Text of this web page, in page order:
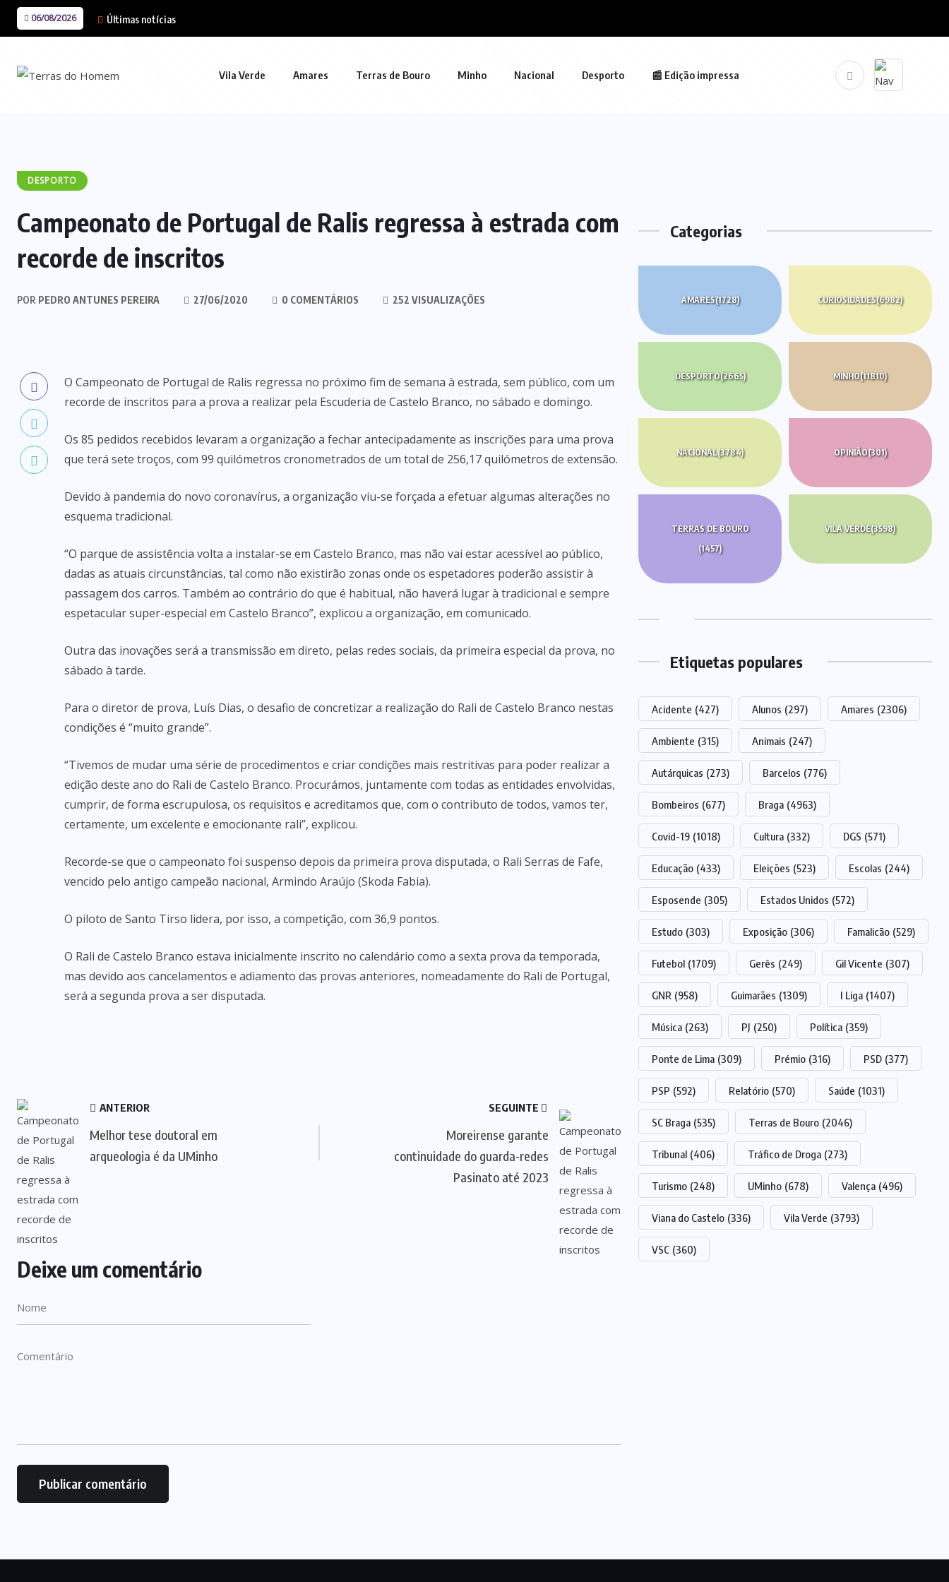
06/08/2026 Últimas notícias
Vila Verde Amares Terras de Bouro Minho Nacional Desporto 📰 Edição impressa
DESPORTO
Campeonato de Portugal de Ralis regressa à estrada com
recorde de inscritos
POR PEDRO ANTUNES PEREIRA 27/06/2020 0 COMENTÁRIOS 252 VISUALIZAÇÕES
O Campeonato de Portugal de Ralis regressa no próximo fim de semana à estrada, sem público, com um
recorde de inscritos para a prova a realizar pela Escuderia de Castelo Branco, no sábado e domingo.
Os 85 pedidos recebidos levaram a organização a fechar antecipadamente as inscrições para uma prova
que terá sete troços, com 99 quilómetros cronometrados de um total de 256,17 quilómetros de extensão.
Devido à pandemia do novo coronavírus, a organização viu-se forçada a efetuar algumas alterações no
esquema tradicional.
“O parque de assistência volta a instalar-se em Castelo Branco, mas não vai estar acessível ao público,
dadas as atuais circunstâncias, tal como não existirão zonas onde os espetadores poderão assistir à
passagem dos carros. Também ao contrário do que é habitual, não haverá lugar à tradicional e sempre
espetacular super-especial em Castelo Branco”, explicou a organização, em comunicado.
Outra das inovações será a transmissão em direto, pelas redes sociais, da primeira especial da prova, no
sábado à tarde.
Para o diretor de prova, Luís Dias, o desafio de concretizar a realização do Rali de Castelo Branco nestas
condições é “muito grande”.
“Tivemos de mudar uma série de procedimentos e criar condições mais restritivas para poder realizar a
edição deste ano do Rali de Castelo Branco. Procurámos, juntamente com todas as entidades envolvidas,
cumprir, de forma escrupulosa, os requisitos e acreditamos que, com o contributo de todos, vamos ter,
certamente, um excelente e emocionante rali”, explicou.
Recorde-se que o campeonato foi suspenso depois da primeira prova disputada, o Rali Serras de Fafe,
vencido pelo antigo campeão nacional, Armindo Araújo (Skoda Fabia).
O piloto de Santo Tirso lidera, por isso, a competição, com 36,9 pontos.
O Rali de Castelo Branco estava inicialmente inscrito no calendário como a sexta prova da temporada,
mas devido aos cancelamentos e adiamento das provas anteriores, nomeadamente do Rali de Portugal,
será a segunda prova a ser disputada.
ANTERIOR
Melhor tese doutoral em
arqueologia é da UMinho
SEGUINTE
Moreirense garante
continuidade do guarda-redes
Pasinato até 2023
Deixe um comentário
Categorias
AMARES(1728) CURIOSIDADES(6982)
DESPORTO(2665) MINHO(11810)
NACIONAL(3784) OPINIÃO(301)
TERRAS DE BOURO
(1457)
VILA VERDE(3598)
Etiquetas populares
Acidente (427) Alunos (297) Amares (2306)
Ambiente (315) Animais (247)
Autárquicas (273) Barcelos (776)
Bombeiros (677) Braga (4963)
Covid-19 (1018) Cultura (332) DGS (571)
Educação (433) Eleições (523) Escolas (244)
Esposende (305) Estados Unidos (572)
Estudo (303) Exposição (306) Famalicão (529)
Futebol (1709) Gerês (249) Gil Vicente (307)
GNR (958) Guimarães (1309) I Liga (1407)
Música (263) PJ (250) Política (359)
Ponte de Lima (309) Prémio (316) PSD (377)
PSP (592) Relatório (570) Saúde (1031)
SC Braga (535) Terras de Bouro (2046)
Tribunal (406) Tráfico de Droga (273)
Turismo (248) UMinho (678) Valença (496)
Viana do Castelo (336) Vila Verde (3793)
VSC (360)